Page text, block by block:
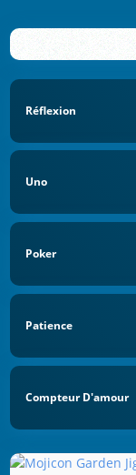
Réflexion
Uno
Poker
Patience
Compteur D'amour